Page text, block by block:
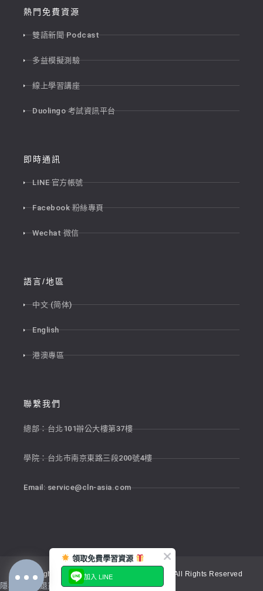
熱門免費資源
雙語新聞 Podcast
多益模擬測驗
線上學習講座
Duolingo 考試資訊平台
即時通訊
LINE 官方帳號
Facebook 粉絲專頁
Wechat 微信
語言/地區
中文 (简体)
English
港澳專區
聯繫我們
總部：台北101辦公大樓第37樓
學院：台北市南京東路三段200號4樓
Email:service@cln-asia.com
Copyright © 2026 新貴語文顧問股份有限公司 All Rights Reserved
隱私權政策 退貨政策服務條款
領取免費學習資源
加入 LINE